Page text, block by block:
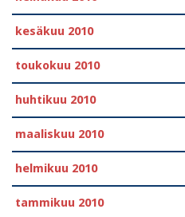
kesäkuu 2010
toukokuu 2010
huhtikuu 2010
maaliskuu 2010
helmikuu 2010
tammikuu 2010